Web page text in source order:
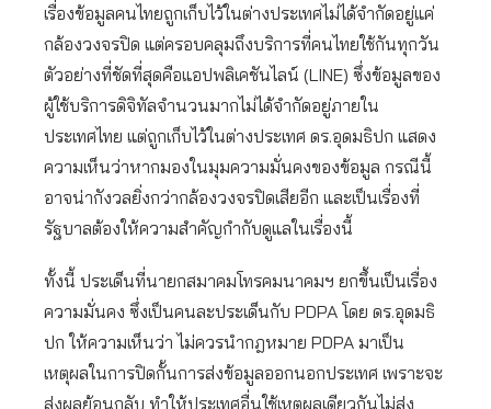
เรื่องข้อมูลคนไทยถูกเก็บไว้ในต่างประเทศไม่ได้จำกัดอยู่แค่
กล้องวงจรปิด แต่ครอบคลุมถึงบริการที่คนไทยใช้กันทุกวัน
ตัวอย่างที่ชัดที่สุดคือแอปพลิเคชันไลน์ (LINE) ซึ่งข้อมูลของ
ผู้ใช้บริการดิจิทัลจำนวนมากไม่ได้จำกัดอยู่ภายใน
ประเทศไทย แต่ถูกเก็บไว้ในต่างประเทศ ดร.อุดมธิปก แสดง
ความเห็นว่าหากมองในมุมความมั่นคงของข้อมูล กรณีนี้
อาจน่ากังวลยิ่งกว่ากล้องวงจรปิดเสียอีก และเป็นเรื่องที่
รัฐบาลต้องให้ความสำคัญกำกับดูแลในเรื่องนี้
ทั้งนี้ ประเด็นที่นายกสมาคมโทรคมนาคมฯ ยกขึ้นเป็นเรื่อง
ความมั่นคง ซึ่งเป็นคนละประเด็นกับ PDPA โดย ดร.อุดมธิ
ปก ให้ความเห็นว่า ไม่ควรนำกฎหมาย PDPA มาเป็น
เหตุผลในการปิดกั้นการส่งข้อมูลออกนอกประเทศ เพราะจะ
ส่งผลย้อนกลับ ทำให้ประเทศอื่นใช้เหตุผลเดียวกันไม่ส่ง